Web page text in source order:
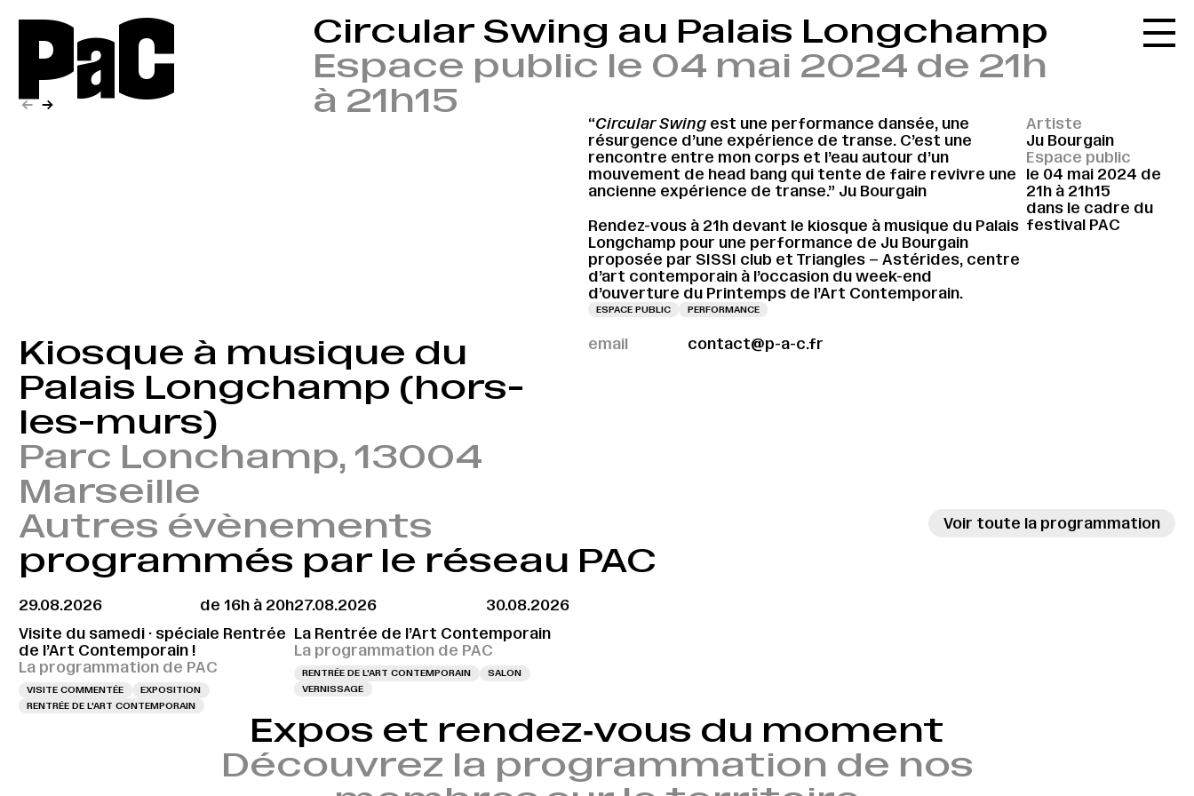
PaC
Accueil
Le réseau
La carte
Le festival
Le lieu
Les ressources
Le journal
Circular Swing au Palais Longchamp
Espace public le 04 mai 2024 de 21h
à 21h15
← →
“Circular Swingest une performance dansée, une
résurgence d’une expérience de transe. C’est une
rencontre entre mon corps et l’eau autour d’un
mouvement de head bang qui tente de faire revivre une
ancienne expérience de transe.” Ju Bourgain
Rendez-vous à 21h devant le kiosque à musique du Palais
Longchamp pour une performance de Ju Bourgain
proposée par SISSI club et Triangles – Astérides, centre
d’art contemporain à l’occasion du week-end
d’ouverture du Printemps de l’Art Contemporain.
ESPACE PUBLIC PERFORMANCE
Artiste
Ju Bourgain
Espace public
le 04 mai 2024 de
21h à 21h15
dans le cadre du
festival PAC
Kiosque à musique du
Palais Longchamp (hors-
les-murs)
Parc Lonchamp, 13004
Marseille
email contact@p-a-c.fr
Autres évènements
programmés par le réseau PAC
Voir toute la programmation
29.08.2026
de 16h à 20h
Visite du samedi · spéciale Rentrée
de l’Art Contemporain !
La programmation de PAC
VISITE COMMENTÉE
EXPOSITION
RENTRÉE DE L'ART CONTEMPORAIN
27.08.2026
30.08.2026
La Rentrée de l’Art Contemporain
La programmation de PAC
RENTRÉE DE L'ART CONTEMPORAIN
SALON
VERNISSAGE
Expos et rendez‑vous du moment
Découvrez la programmation de nos